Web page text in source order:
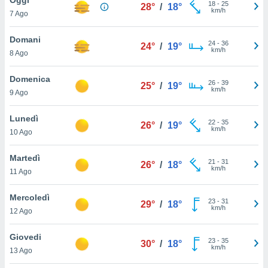
è
al sito
di
ci
di
il
un
la
nella
7 Ago
28° / 18° 18- 25
km/h
Domani
8 Ago
24° / 19° 24- 36
km/h
Domenica
9 Ago
25° / 19° 26- 39
km/h
Lunedì
10 Ago
26° / 19° 22- 35
km/h
Martedì
11 Ago
26° / 18° 21 - 31
km/h
Mercoledì
12 Ago
29° / 18° 23- 31
km/h
Giovedi
13 Ago
30° / 18° 23- 35
km/h